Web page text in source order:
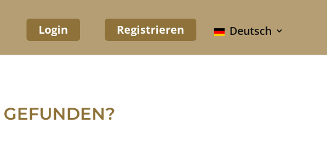
Login Registrieren Deutsch